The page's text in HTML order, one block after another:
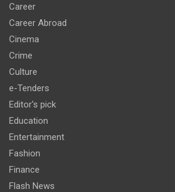
Career
Career Abroad
Cinema
Crime
Culture
e-Tenders
Editor's pick
Education
Entertainment
Fashion
Finance
Flash News